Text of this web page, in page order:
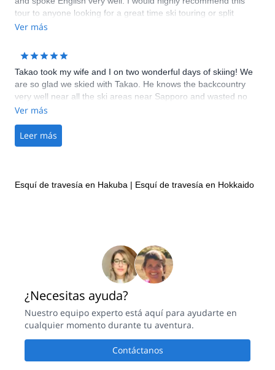
tour to anyone looking for a great time ski touring or split
boarding Mt. Yotei
Ver más
Takao took my wife and I on two wonderful days of skiing! We
are so glad we skied with Takao. He knows the backcountry
very well near all the ski areas near Sapporo and wasted no
time bringing us to the best snow. I think it is worth mentioning
Takao found untracked powder for us! There were some
avalanche concerns that he also managed very well.
Ver más
Leer más
Esquí de travesía en Hakuba | Esquí de travesía en Hokkaido
¿Necesitas ayuda?
Nuestro equipo experto está aquí para ayudarte en
cualquier momento durante tu aventura.
Contáctanos